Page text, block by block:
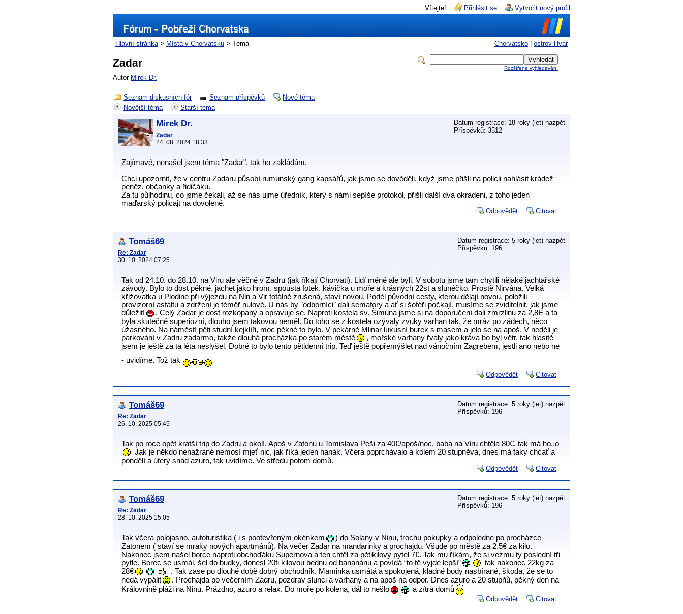
Vítejte! Přihlásit se Vytvořit nový profil
Chorvatsko ostrov Hvar
Hlavní stránka> Místa v Chorvatsku > Téma
Rozšířené vyhledávání
Zadar
Autor Mirek Dr.
Seznam diskusních fór Seznam příspěvků
Nové téma
Novější téma
Starší téma
Mirek Dr.
Zadar
24. 08. 2024 18:33
Datum registrace: 18 roky (let) nazpět
Příspěvků: 3512
Zajímavé, nenašel jsem téma "Zadar", tak ho zakládám.
Chci upozornit, že v centru Zadaru působí rumunský gang kapsářů, jak jsme se dověděli, když jsme přišli na policii nahlásit krádež
peněz, občanky a řidičáku.
Za tu půlhodinu, co jsme čekali, až se nás ujme úředník, který s námi sepíše protokol, přišli další dva okradeni, z toho jeden
maďarský policajt na dovolené.
Odpovědět Citovat
Tomáš69
Re: Zadar
30. 10. 2024 07:25
Datum registrace: 5 roky (let) nazpět
Příspěvků: 196
Tak od 24.10. do 28.10. na Viru ale věčně v Zadru (jak říkají Chorvati). Lidí méně ale byli. V sobotu jsme tam chytili nějaké jachtařské
závody. Bylo to dost pěkné, jachet jako hrom, spousta fotek, kávička u moře a krásných 22st a slunéčko. Prostě Nirvána. Velká
křižovatka u Plodine při výjezdu na Nin a Vir totálně zrušená, staví novou. Podél původní cesty, kterou dělají novou, položili
provizorní asfaltu a zdržení je téměř nulové. U nás by "odborníci" dali semafory a ať si šoféři počkají, musíme se zviditelnit, jak jsme
důležití
. Celý Zadar je dost rozkopaný a opravuje se. Naproti kostela sv. Šimuna jsme si na doporučení dali zmrzlinu za 2,8E a ta
byla skutečně superiozní, dlouho jsem takovou neměl. Do toho se z kostela ozývaly zvuky varhan tak, že mráz po zádech, něco
úžasného. Na náměstí pěti studní kejklíři, moc pěkné to bylo. V pekárně Mlinar luxusní burek s masem a jelo se na apoš. V neděli je
parkování v Zadru zadarmo, takže dlouhá procházka po starém městě
, mořské varhany řvaly jako kráva bo byl větr, tak hlasitě
jsem je ještě za ta léta neslyšel. Dobré to bylo tento pětidenní trip. Teď ještě popřemýšlet nad vánočním Zagrebem, jestli ano nebo ne
- uvidíme. Tož tak
Odpovědět Citovat
Tomáš69
Re: Zadar
26. 10. 2025 05:45
Datum registrace: 5 roky (let) nazpět
Příspěvků: 196
Tak po roce opět kratší trip do Zadru a okolí. Apoš v Zatonu u Tomislava Peši za 40€/apoš/noc, baba na Viru chtěla 80€, tak má ho..o
Jak je někdo nenažrané nemosí mjeť nic, jak říká jeden hanák. Včera poprchávalo a kolem 20 stupněva, dnes má taky chcať a
pondělí a úterý snad azuro, tak uvidíme. Ve středu potom domů.
Odpovědět Citovat
Tomáš69
Re: Zadar
28. 10. 2025 15:05
Datum registrace: 5 roky (let) nazpět
Příspěvků: 196
Tak včera polojasno, autoturistika ( i s pootevřeným okénkem
) do Solany v Ninu, trochu pokupky a odpoledne po procházce
Zatonem ( staví se mraky nových apartmánů). Na večer Zadar na mandarinky a prochajdu. Všude po městě za 2,5€ za kilo.
Nakonec jsem našel borce naproti obchoďáku Supernova a ten chtěl za pětikilový pytel 7€. Tak mu říkám, že si vezmu ty poslední tři
pytle. Borec se usmál, šel do budky, donesl 20ti kilovou bednu od bananánu a povídá “to tě vyjde lepší”
tak nakonec 22kg za
28€
. Tak zase po dlouhé době dobrý obchodník. Maminka usmátá a spokojená, kladné body nasbírané, škoda, že se to
nedá vypálit
. Prochajda po večerním Zadru, pozdrav slunci a varhany a na apoš na odpor. Dnes azuro a 20 stupňů, pěkný den na
Královnině pláži na Ninu. Prázdno, azuro a relax. Do moře po kolena, dál to nešlo
a zítra domů
Odpovědět Citovat